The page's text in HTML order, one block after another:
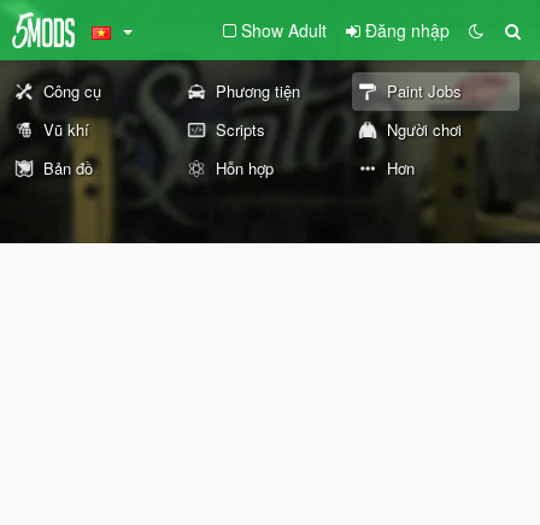
Show Adult Đăng nhập
Công cụ Phương tiện
Paint Jobs
Vũ khí
Scripts
Người chơi
Bản đồ
Hỗn hợp Hơn